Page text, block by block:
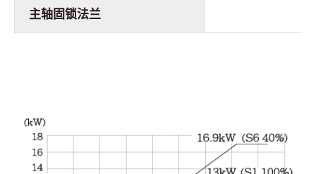
主轴固锁法兰